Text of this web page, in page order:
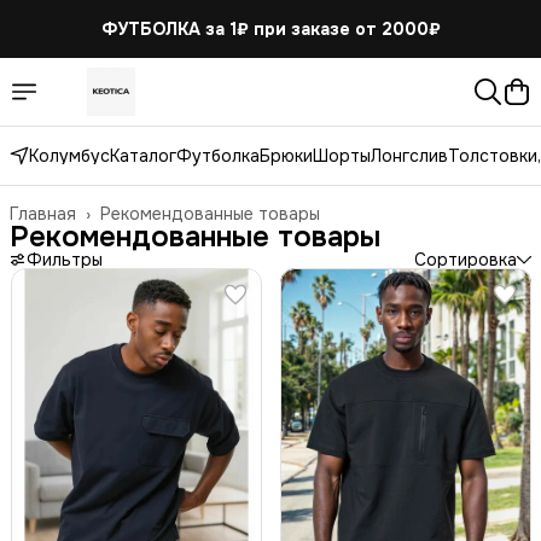
ФУТБОЛКА за 1₽ при заказе от 2000₽
КолумбусКаталогФутболкаБрюкиШортыЛонгслив
Рекомендованные товары
Главная ›
Рекомендованные товары
Фильтры Сортировка